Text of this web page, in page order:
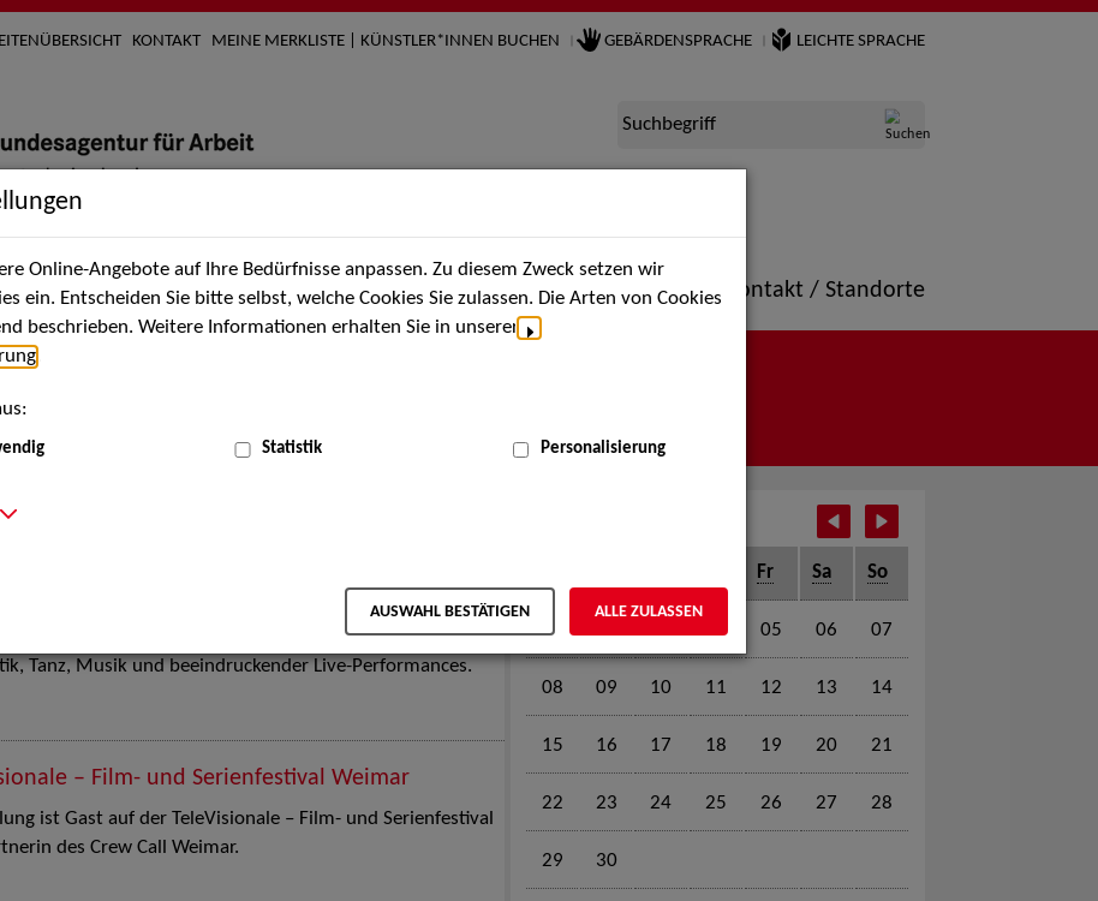
KONTAKT MEINE MERKLISTE | KÜNSTLER*INNEN BUCHEN GEBÄRDENSPRACHE LEICHTE SPRACHE
Suchbegriff
nach Künstler*innen Über uns Aktuelles Termine Portfolio Kontakt / Standorte
für Kinder und Familien. Die Stuttgart Street Art
am 18. Juli 2026 von12 bis 18 Uhr in eine große Open-
Tanz, Musik und beeindruckender Live-Performances.
– Film- und Serienfestival Weimar
ist Gast auf der TeleVisionale – Film- und Serienfestival
des Crew Call Weimar.
Fr Sa So
01 04 05 06 07
08 09 10 11 12 13 14
15 16 17 18 19 20 21
22 23 24 25 26 27 28
29 30
Online-Angebote auf Ihre Bedürfnisse anpassen. Zu diesem Zweck setzen wir
ein. Entscheiden Sie bitte selbst, welche Cookies Sie zulassen. Die Arten von Cookies
beschrieben. Weitere Informationen erhalten Sie in unserer
Statistik Personalisierung
AUSWAHL BESTÄTIGEN ALLE ZULASSEN